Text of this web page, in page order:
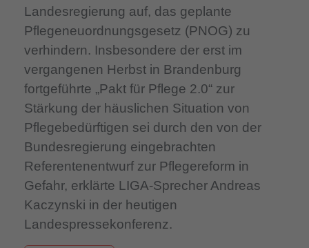
Landesregierung auf, das geplante
Pflegeneuordnungsgesetz (PNOG) zu
verhindern. Insbesondere der erst im
vergangenen Herbst in Brandenburg
fortgeführte „Pakt für Pflege 2.0“ zur
Stärkung der häuslichen Situation von
Pflegebedürftigen sei durch den von der
Bundesregierung eingebrachten
Referentenentwurf zur Pflegereform in
Gefahr, erklärte LIGA-Sprecher Andreas
Kaczynski in der heutigen
Landespressekonferenz.